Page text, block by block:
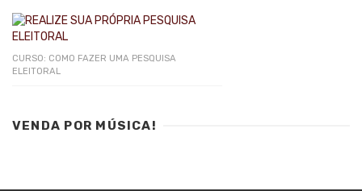
CURSO: COMO FAZER UMA PESQUISA
ELEITORAL
VENDA POR MÚSICA!